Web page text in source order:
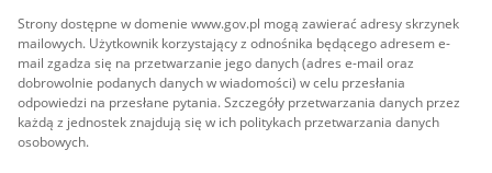
Strony dostępne w domenie www.gov.pl mogą zawierać adresy skrzynek
mailowych. Użytkownik korzystający z odnośnika będącego adresem e-
mail zgadza się na przetwarzanie jego danych (adres e-mail oraz
dobrowolnie podanych danych w wiadomości) w celu przesłania
odpowiedzi na przesłane pytania. Szczegóły przetwarzania danych przez
każdą z jednostek znajdują się w ich politykach przetwarzania danych
osobowych.